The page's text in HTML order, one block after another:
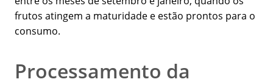
frutos atingem a maturidade e estão prontos para o
consumo.
Processamento da